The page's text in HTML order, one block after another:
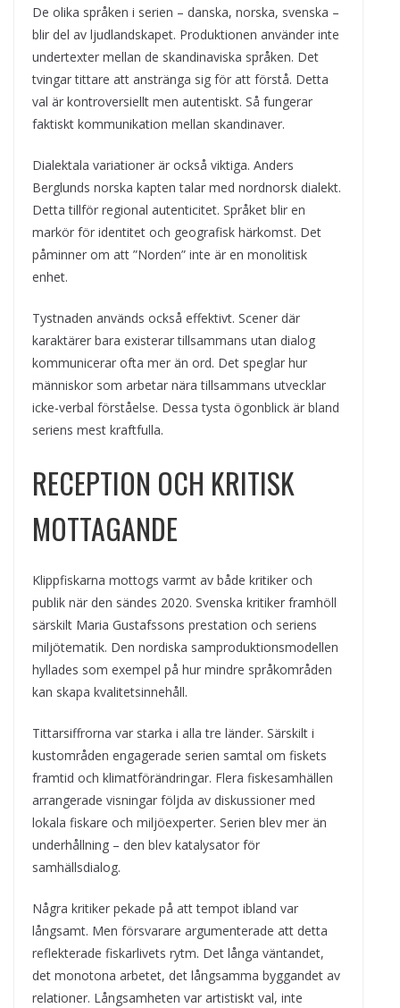
De olika språken i serien – danska, norska, svenska –
blir del av ljudlandskapet. Produktionen använder inte
undertexter mellan de skandinaviska språken. Det
tvingar tittare att anstränga sig för att förstå. Detta
val är kontroversiellt men autentiskt. Så fungerar
faktiskt kommunikation mellan skandinaver.
Dialektala variationer är också viktiga. Anders
Berglunds norska kapten talar med nordnorsk dialekt.
Detta tillför regional autenticitet. Språket blir en
markör för identitet och geografisk härkomst. Det
påminner om att ”Norden” inte är en monolitisk
enhet.
Tystnaden används också effektivt. Scener där
karaktärer bara existerar tillsammans utan dialog
kommunicerar ofta mer än ord. Det speglar hur
människor som arbetar nära tillsammans utvecklar
icke-verbal förståelse. Dessa tysta ögonblick är bland
seriens mest kraftfulla.
RECEPTION OCH KRITISK
MOTTAGANDE
Klippfiskarna mottogs varmt av både kritiker och
publik när den sändes 2020. Svenska kritiker framhöll
särskilt Maria Gustafssons prestation och seriens
miljötematik. Den nordiska samproduktionsmodellen
hyllades som exempel på hur mindre språkområden
kan skapa kvalitetsinnehåll.
Tittarsiffrorna var starka i alla tre länder. Särskilt i
kustområden engagerade serien samtal om fiskets
framtid och klimatförändringar. Flera fiskesamhällen
arrangerade visningar följda av diskussioner med
lokala fiskare och miljöexperter. Serien blev mer än
underhållning – den blev katalysator för
samhällsdialog.
Några kritiker pekade på att tempot ibland var
långsamt. Men försvarare argumenterade att detta
reflekterade fiskarlivets rytm. Det långa väntandet,
det monotona arbetet, det långsamma byggandet av
relationer. Långsamheten var artistiskt val, inte